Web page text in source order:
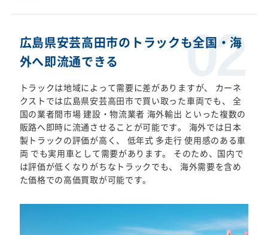
広島県安芸高田市のトラックも全国・海
外へ即流通できる
トラックは地域によって需要に差がありますが、 カーネ
クストでは広島県安芸高田市で買い取った車両でも、 全
国の業者間市場 建設・物流業者 海外輸出 といった複数の
販路へ即時に流通させることが可能です。 海外では日本
製トラックの評価が高く、 低年式 多走行 使用感のある車
両 でも実用車として需要があります。 そのため、国内で
は評価が低くなりがちなトラックでも、 海外需要を含め
た価格での高価買取が可能です。